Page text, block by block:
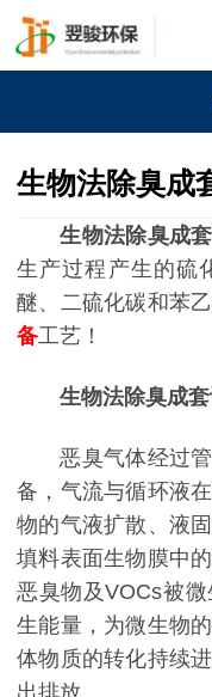
生物法除臭成
生物法除臭成
生产过程产生的硫
醚、二硫化碳和苯
备工艺！
生物法除臭成
恶臭气体经过
备，气流与循环液
物的气液扩散、液
填料表面生物膜中
恶臭物及VOCs被
生能量，为微生物
体物质的转化持续